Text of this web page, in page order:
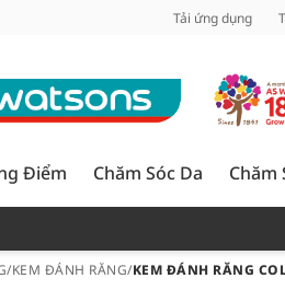
Minh Tải ứng dụng
Điểm Chăm Sóc Da Chăm
/KEM ĐÁNH RĂNG/KEM ĐÁNH RĂNG